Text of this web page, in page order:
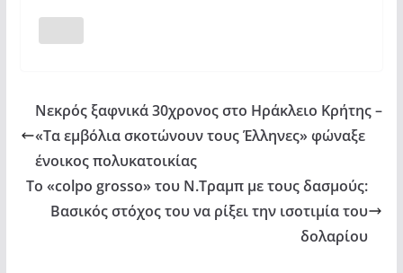
Νεκρός ξαφνικά 30χρονος στο Ηράκλειο Κρήτης –
«Τα εμβόλια σκοτώνουν τους Έλληνες» φώναξε
ένοικος πολυκατοικίας
Το «colpo grosso» του Ν.Τραμπ με τους δασμούς:
Βασικός στόχος του να ρίξει την ισοτιμία του
δολαρίου